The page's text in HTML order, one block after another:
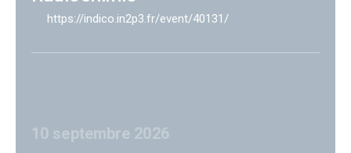
https://indico.in2p3.fr/event/40131/
10 septembre 2026